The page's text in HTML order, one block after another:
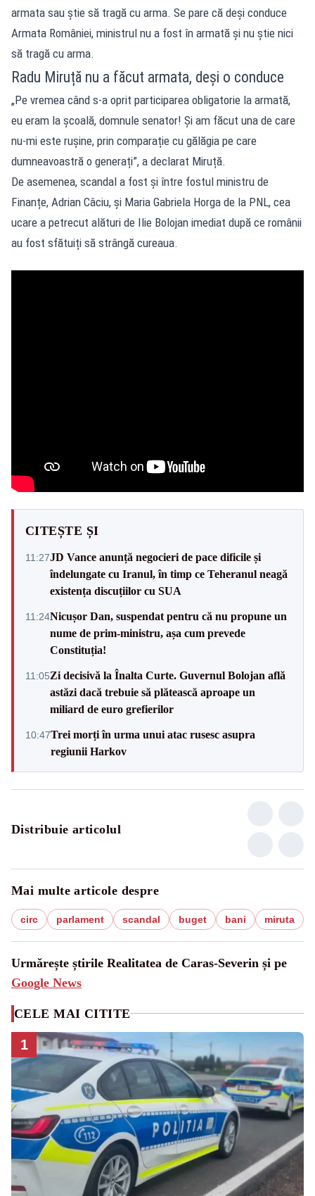
armata sau știe să tragă cu arma. Se pare că deși conduce
Armata României, ministrul nu a fost în armată și nu știe nici
să tragă cu arma.
Radu Miruță nu a făcut armata, deși o conduce
„Pe vremea când s-a oprit participarea obligatorie la armată,
eu eram la școală, domnule senator! Și am făcut una de care
nu-mi este rușine, prin comparație cu gălăgia pe care
dumneavoastră o generați”, a declarat Miruță.
De asemenea, scandal a fost și între fostul ministru de
Finanțe, Adrian Câciu, și Maria Gabriela Horga de la PNL, cea
ucare a petrecut alături de Ilie Bolojan imediat după ce românii
au fost sfătuiți să strângă cureaua.
CITEȘTE ȘI
11:27JD Vance anunță negocieri de pace dificile și
îndelungate cu Iranul, în timp ce Teheranul neagă
existența discuțiilor cu SUA
11:24Nicușor Dan, suspendat pentru că nu propune un
nume de prim-ministru, așa cum prevede
Constituția!
11:05Zi decisivă la Înalta Curte. Guvernul Bolojan află
astăzi dacă trebuie să plătească aproape un
miliard de euro grefierilor
10:47Trei morți în urma unui atac rusesc asupra
regiunii Harkov
Distribuie articolul
Mai multe articole despre
circ parlament scandal buget bani miruta
Urmărește știrile Realitatea de Caras-Severin și pe
Google News
CELE MAI CITITE
1